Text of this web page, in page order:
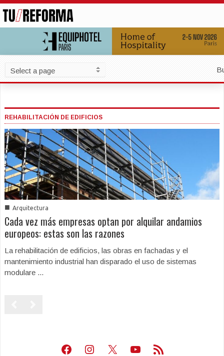
REHABILITACIÓN DE EDIFICIOS
■ Arquitectura
Cada vez más empresas optan por alquilar andamios
europeos: estas son las razones
La rehabilitación de edificios, las obras en fachadas y el
mantenimiento industrial han disparado el uso de sistemas
modulare ...
Facebook
Instagram
X Youtube
Feed RSS